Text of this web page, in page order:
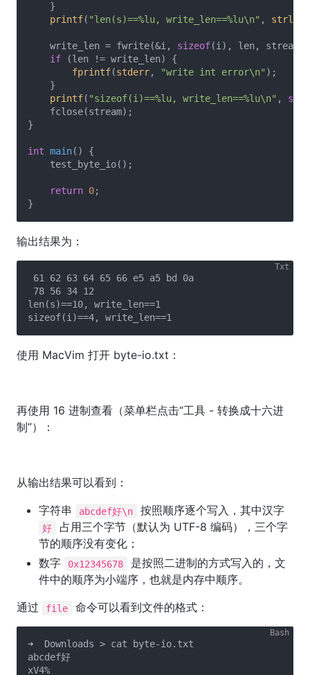
    }
printf( "len(s)==%lu, write_len==%lu\n" , strlen
    write_len = fwrite(&i,
sizeof(i), len, stream);
if (len != write_len) {
fprintf(stderr, "write int error\n" );
    }
printf( "sizeof(i)==%lu, write_len==%lu\n" ,
    fclose(stream);
}
int main()
{
    test_byte_io();
return 0;
输出结果为：
61 62 63 64 65 66 e5 a5 bd 0a
78 56 34 12
len(s)==10, write_len==1
使用 MacVim 打开 byte-io.txt：
再使用 16 进制查看（菜单栏点击“工具 - 转换成十六进
制”）：
从输出结果可以看到：
字符串
abcdef好\n 按照顺序逐个写入，其中汉字
好
占用三个字节（默认为 UTF-8 编码），三个字
节的顺序没有变化；
数字
0x12345678
是按照二进制的方式写入的，文
件中的顺序为小端序，也就是内存中顺序。
通过
file 命令可以看到文件的格式：
➜  Downloads > cat byte-io.txt
abcdef好